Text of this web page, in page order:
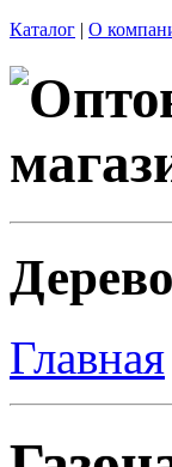
Каталог | О
Главная